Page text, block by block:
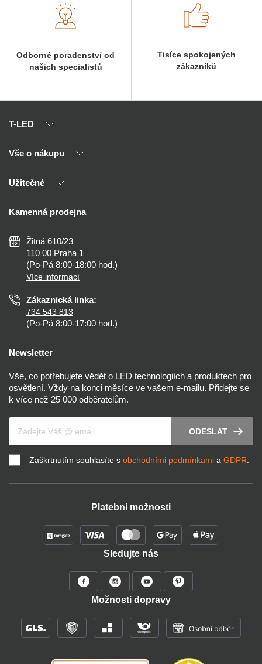
Odborné poradenství od
našich specialistů
Tisíce spokojených
zákazníků
T-LED
O nás
Kontakty
Vše o nákupu
Výhody T-LED
Montáž
Nejčastější dotazy
Než koupíte
Osvětlení dle místnosti
Užitečné
Reklamace a vrácení
Zásady ochrany soukromí
Nastavení cookies
Prohlášení o přístupnosti
Kamenná prodejna
Žitná 610/23
110 00 Praha 1
(Po-Pá 8:00-18:00 hod.)
Více informací
Zákaznická linka:
734 543 813
(Po-Pá 8:00-17:00 hod.)
Newsletter
Vše, co potřebujete vědět o LED technologiích a produktech pro
osvětlení. Vždy na konci měsíce ve vašem e-mailu. Přidejte se
k více než 25 000 odběratelům.
ODESLAT
Zaškrtnutím souhlasíte s obchodními podmínkami a GDPR.
Platební možnosti
Sledujte nás
Možnosti dopravy